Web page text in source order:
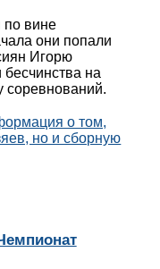
по вине
они попали
Игорю
на
соревнований.
о том,
но и сборную